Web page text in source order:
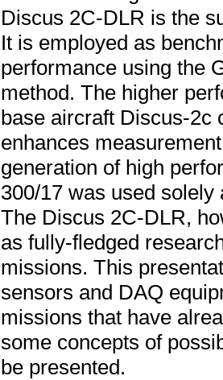
Discus 2C-DLR is the
It is employed as
performance using the
method. The higher
base aircraft Discus-2c
enhances
generation of high
300/17 was used
The Discus 2C-DLR,
as fully-fledged
missions. This
sensors and DAQ
missions that have
some concepts of
be presented.